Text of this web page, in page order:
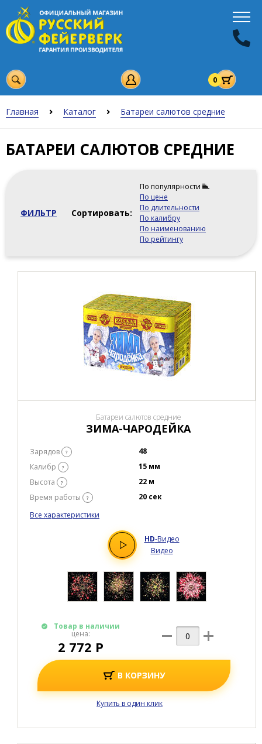
0
Главная Каталог Батареи салютов средние
БАТАРЕИ САЛЮТОВ СРЕДНИЕ
ФИЛЬТР Сортировать:
По популярности
По цене
По длительности
По калибру
По наименованию
По рейтингу
Батареи салютов средние
ЗИМА-ЧАРОДЕЙКА
Зарядов ?
48
Калибр
?
15 мм
Высота
?
22 м
Время работы
?
20 сек
Все характеристики
HD-Видео
Видео
Товар в наличии
цена:
2 772 Р
В КОРЗИНУ
Купить в один клик